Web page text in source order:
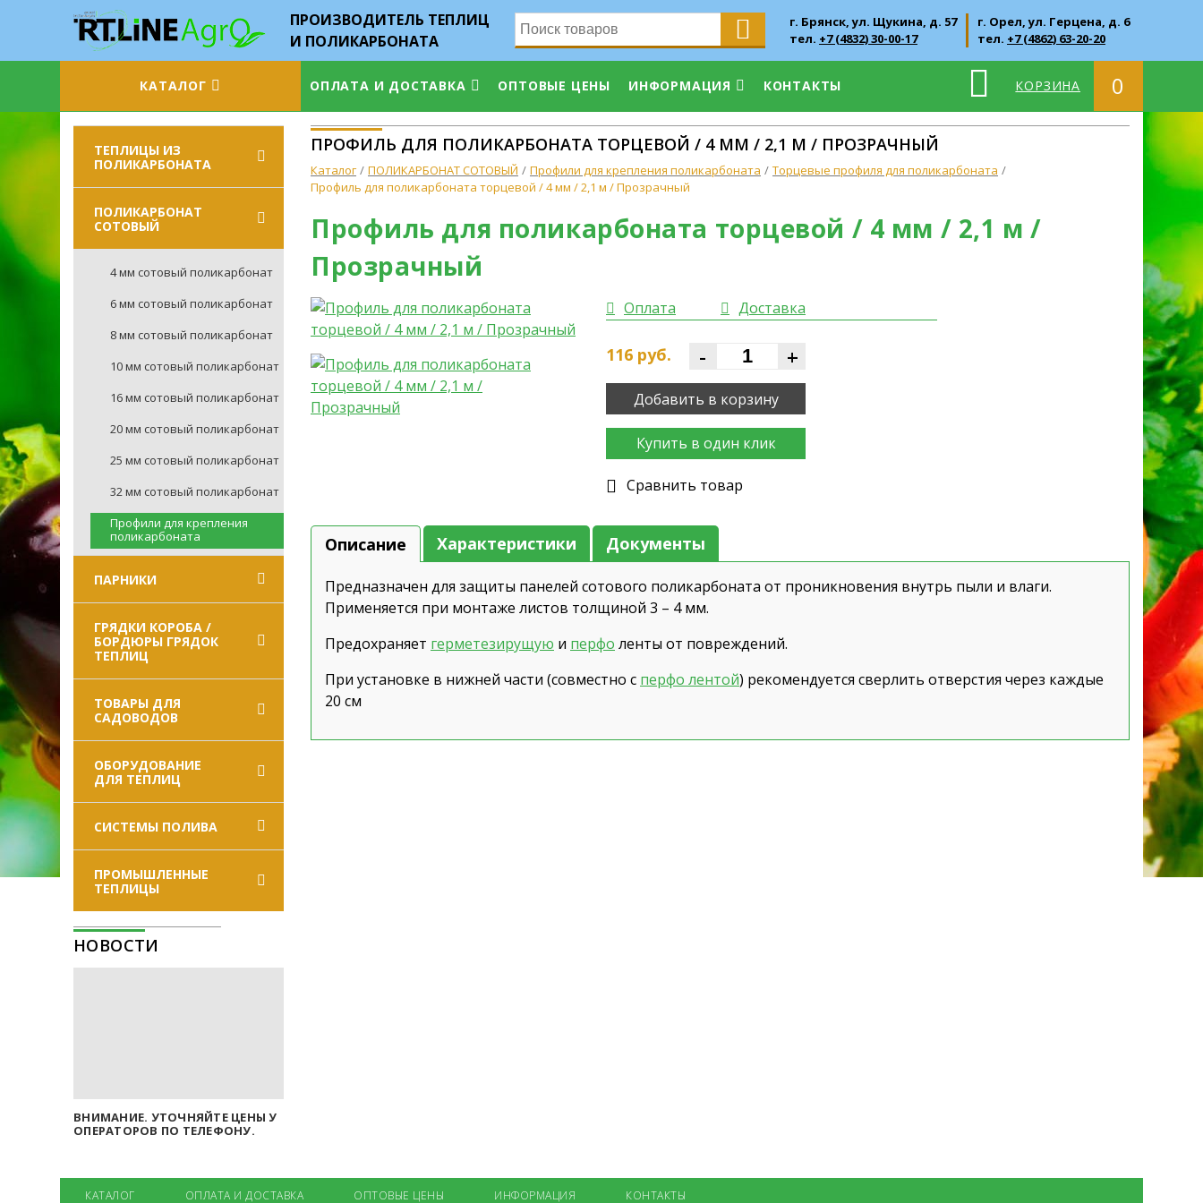
ПРОИЗВОДИТЕЛЬ ТЕПЛИЦ
И ПОЛИКАРБОНАТА
г. Брянск, ул. Щукина, д. 57
тел. +7 (4832) 30-00-17
г. Орел, ул. Герцена, д. 6
тел. +7 (4862) 63-20-20
КОРЗИНА 0
КАТАЛОГ ОПЛАТА И ДОСТАВКА ОПТОВЫЕ ЦЕНЫ ИНФОРМАЦИЯ КОНТАКТЫ
ТЕПЛИЦЫ ИЗ
ПОЛИКАРБОНАТА
ПОЛИКАРБОНАТ
СОТОВЫЙ
4 мм сотовый поликарбонат
6 мм сотовый поликарбонат
8 мм сотовый поликарбонат
10 мм сотовый поликарбонат
16 мм сотовый поликарбонат
20 мм сотовый поликарбонат
25 мм сотовый поликарбонат
32 мм сотовый поликарбонат
Профили для крепления
поликарбоната
ПАРНИКИ
ГРЯДКИ КОРОБА /
БОРДЮРЫ ГРЯДОК
ТЕПЛИЦ
ТОВАРЫ ДЛЯ
САДОВОДОВ
ОБОРУДОВАНИЕ
ДЛЯ ТЕПЛИЦ
СИСТЕМЫ ПОЛИВА
ПРОМЫШЛЕННЫЕ
ТЕПЛИЦЫ
НОВОСТИ
ВНИМАНИЕ. УТОЧНЯЙТЕ ЦЕНЫ У
ОПЕРАТОРОВ ПО ТЕЛЕФОНУ.
ПРОФИЛЬ ДЛЯ ПОЛИКАРБОНАТА ТОРЦЕВОЙ / 4 ММ / 2,1 М / ПРОЗРАЧНЫЙ
Каталог ПОЛИКАРБОНАТ СОТОВЫЙ Профили для крепления поликарбоната
Торцевые профиля для поликарбоната
Профиль для поликарбоната торцевой / 4 мм / 2,1 м / Прозрачный
Профиль для поликарбоната торцевой / 4 мм / 2,1 м /
Прозрачный
Оплата Доставка
116 руб. - +
Добавить в корзину
Купить в один клик
Cравнить товар
Описание Характеристики Документы
Предназначен для защиты панелей сотового поликарбоната от проникновения внутрь пыли и влаги.
Применяется при монтаже листов толщиной 3 – 4 мм.
Предохраняет герметезирущую и перфо ленты от повреждений.
При установке в нижней части (совместно с перфо лентой) рекомендуется сверлить отверстия через каждые
20 см
КАТАЛОГ ОПЛАТА И ДОСТАВКА ОПТОВЫЕ ЦЕНЫ ИНФОРМАЦИЯ КОНТАКТЫ